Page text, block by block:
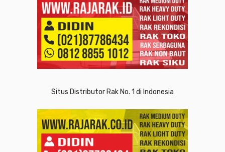
Situs Distributor Rak No. 1 di Indonesia